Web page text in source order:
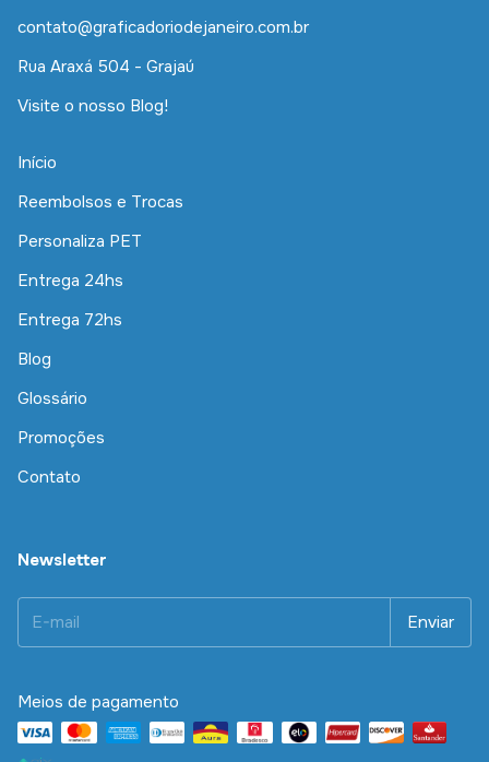
contato@graficadoriodejaneiro.com.br
Rua Araxá 504 - Grajaú
Visite o nosso Blog!
Início
Reembolsos e Trocas
Personaliza PET
Entrega 24hs
Entrega 72hs
Blog
Glossário
Promoções
Contato
Newsletter
Meios de pagamento